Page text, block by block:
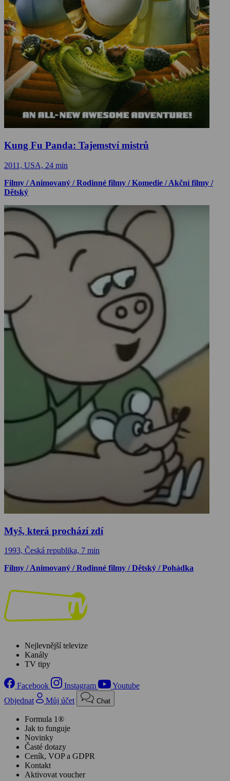
Kung Fu Panda: Tajemství mistrů
2011, USA, 24 min
Filmy / Animovaný / Rodinné filmy / Komedie / Akční filmy /
Dětský
Myš, která prochází zdí
1993, Česká republika, 7 min
Filmy / Animovaný / Rodinné filmy / Dětský / Pohádka
Nejlevnější televize
Kanály
TV tipy
Facebook Instagram
Youtube
Objednat
Můj účet Chat
Formula 1®
Jak to funguje
Novinky
Časté dotazy
Ceník, VOP a GDPR
Kontakt
Aktivovat voucher